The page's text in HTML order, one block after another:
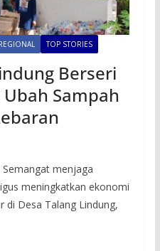
TOP STORIES
Berseri
Sampah
menjaga
meningkatkan ekonomi
di Desa Talang Lindung,